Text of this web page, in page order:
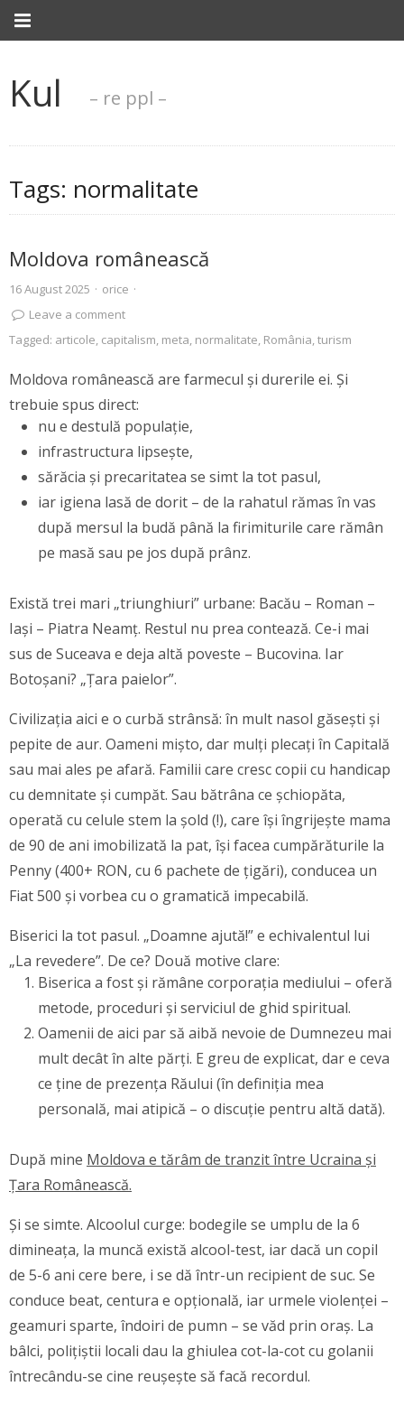
Kul – re ppl –
Tags: normalitate
Moldova românească
16 August 2025 · orice ·
Leave a comment
Tagged: articole, capitalism, meta, normalitate, România,turism
Moldova românească are farmecul și durerile ei. Și
trebuie spus direct:
nu e destulă populație,
infrastructura lipsește,
sărăcia și precaritatea se simt la tot pasul,
iar igiena lasă de dorit – de la rahatul rămas în vas
după mersul la budă până la firimiturile care rămân
pe masă sau pe jos după prânz.
Există trei mari „triunghiuri” urbane: Bacău – Roman –
Iași – Piatra Neamț. Restul nu prea contează. Ce-i mai
sus de Suceava e deja altă poveste – Bucovina. Iar
Botoșani? „Țara paielor”.
Civilizația aici e o curbă strânsă: în mult nasol găsești și
pepite de aur. Oameni mișto, dar mulți plecați în Capitală
sau mai ales pe afară. Familii care cresc copii cu handicap
cu demnitate și cumpăt. Sau bătrâna ce șchiopăta,
operată cu celule stem la șold (!), care își îngrijește mama
de 90 de ani imobilizată la pat, își facea cumpărăturile la
Penny (400+ RON, cu 6 pachete de țigări), conducea un
Fiat 500 și vorbea cu o gramatică impecabilă.
Biserici la tot pasul. „Doamne ajută!” e echivalentul lui
„La revedere”. De ce? Două motive clare:
Biserica a fost și rămâne corporația mediului – oferă
metode, proceduri și serviciul de ghid spiritual.
Oamenii de aici par să aibă nevoie de Dumnezeu mai
mult decât în alte părți. E greu de explicat, dar e ceva
ce ține de prezența Răului (în definiția mea
personală, mai atipică – o discuție pentru altă dată).
După mine Moldova e tărâm de tranzit între Ucraina și
Țara Românească.
Și se simte. Alcoolul curge: bodegile se umplu de la 6
dimineața, la muncă există alcool-test, iar dacă un copil
de 5-6 ani cere bere, i se dă într-un recipient de suc. Se
conduce beat, centura e opțională, iar urmele violenței –
geamuri sparte, îndoiri de pumn – se văd prin oraș. La
bâlci, polițiștii locali dau la ghiulea cot-la-cot cu golanii
întrecându-se cine reușește să facă recordul.